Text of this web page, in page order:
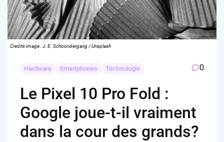
Credits image : J. E. Schoondergang / Unsplash
Hardware Smartphones Technologie 0
Le Pixel 10 Pro Fold :
Google joue-t-il vraiment
dans la cour des grands?